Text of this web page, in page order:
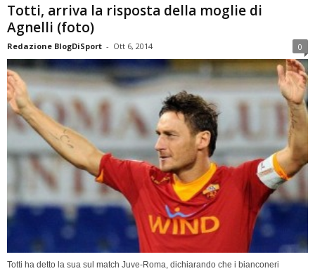
Totti, arriva la risposta della moglie di
Agnelli (foto)
Redazione BlogDiSport - Ott 6, 2014 0
Totti ha detto la sua sul match Juve-Roma, dichiarando che i bianconeri